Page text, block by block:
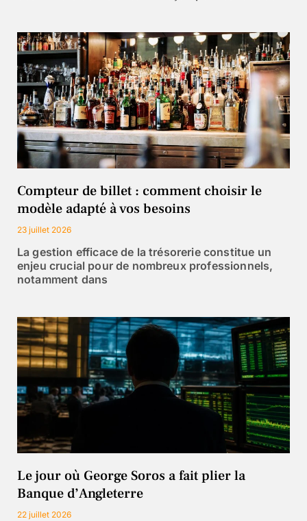
Compteur de billet : comment choisir le
modèle adapté à vos besoins
23 juillet 2026
La gestion efficace de la trésorerie constitue un
enjeu crucial pour de nombreux professionnels,
notamment dans
Le jour où George Soros a fait plier la
Banque d’Angleterre
22 juillet 2026